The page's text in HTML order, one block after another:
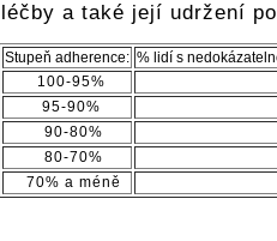
léčby a také její udržení
Stupeň adherence: % lidí s
100-95%
95-90%
90-80%
80-70%
70% a méně